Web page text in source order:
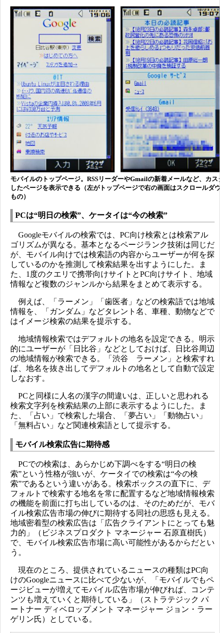
モバイルのトップページ。RSSリーダーやGmailの新着メールなど、カス
したページを表示できる（左がトップページで右の画面はスクロールダ
もの）
PCは“明日の検索”、ケータイは“今の検索”
Googleモバイルの検索では、PC向け検索とは検索アル
ゴリズムが異なる。基本となるページランク技術は同じだ
が、モバイル向けでは検索語の内容からユーザーが何を探
しているのかを推測して検索結果を出すようにした。ま
た、1度のクエリで携帯向けサイトとPC向けサイト、地域
情報など複数のジャンルから結果をまとめて表示する。
例えば、「ラーメン」「歯医者」などの検索語では地域
情報を、「ガンダム」などタレント名、車種、動物などで
はイメージ検索の結果を提示する。
地域情報検索ではデフォルトの地名を設定できる。明示
的にユーザーが「日比谷」などとしておけば、日比谷周辺
の地域情報が検索できる。「渋谷 ラーメン」と検索すれ
ば、地名を抜き出してデフォルトの地名として自動で設定
しなおす。
PCと同様に人名の漢字の間違いは、正しいと思われる
検索文字列を検索結果の上部に表示するようにした。ま
た、「占い」で検索した場合、「夢占い」「動物占い」
「無料占い」など関連検索語として提示する。
モバイル検索広告に期待感
PCでの検索は、あらかじめ下調べをする“明日の検
索”という性格が強いが、ケータイでの検索は“今の検
索”であるという違いがある。検索ボックスの直下に、デ
フォルトで検索する地名を常に配置するなど地域情報検索
の機能を前面に打ち出しているのは、そのためだが、モバ
イル検索広告市場の伸びに期待する同社の思惑も見える。
地域密着型の検索広告は「広告クライアントにとっても魅
力的」（ビジネスプロダクト マネージャー 石原直樹氏）
で、モバイル検索広告市場に高い可能性があるからだとい
う。
現在のところ、提供されているニュースの種類はPC向
けのGoogleニュースに比べて少ないが、「モバイルでもペ
ージビューが増えてモバイル広告市場が伸びれば、コンテ
ンツも増えていくと期待している」（ストラテジック パ
ートナー ディベロップメント マネージャー ジョン・ラー
ゲリン氏）としている。